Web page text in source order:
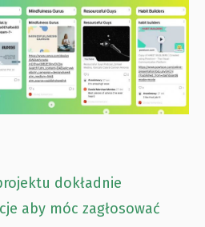
dokładnie
aby móc zagłosować